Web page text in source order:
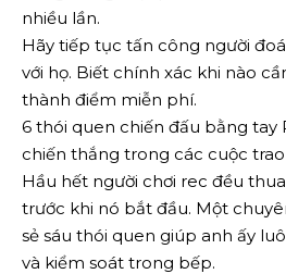
nhiều lần.
Hãy tiếp tục tấn công người
với họ. Biết chính xác khi nào
thành điểm miễn phí.
6 thói quen chiến đấu bằng tay
chiến thắng trong các cuộc trao
Hầu hết người chơi rec đều
trước khi nó bắt đầu. Một
sẻ sáu thói quen giúp anh ấy
và kiểm soát trong bếp.